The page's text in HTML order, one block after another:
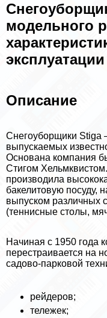
модельного
эксплуатации
Описание
Снегоуборщики Stiga
выпускаемых
Основана компания
Стигом
производила
бакелитовую посуду,
выпуском различных
(теннисные столы,
Начиная с 1950 года
перестраивается на
садово-парковой
рейдеров;
тележек;